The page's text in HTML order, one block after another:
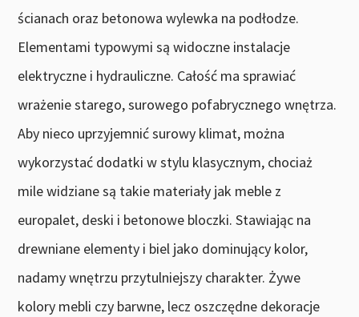
ścianach oraz betonowa wylewka na podłodze.
Elementami typowymi są widoczne instalacje
elektryczne i hydrauliczne. Całość ma sprawiać
wrażenie starego, surowego pofabrycznego wnętrza.
Aby nieco uprzyjemnić surowy klimat, można
wykorzystać dodatki w stylu klasycznym, chociaż
mile widziane są takie materiały jak meble z
europalet, deski i betonowe bloczki. Stawiając na
drewniane elementy i biel jako dominujący kolor,
nadamy wnętrzu przytulniejszy charakter. Żywe
kolory mebli czy barwne, lecz oszczędne dekoracje